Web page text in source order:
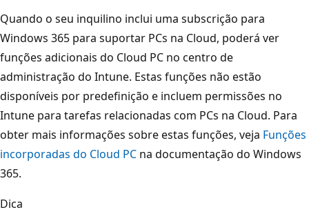
Quando o seu inquilino inclui uma subscrição para
Windows 365 para suportar PCs na Cloud, poderá ver
funções adicionais do Cloud PC no centro de
administração do Intune. Estas funções não estão
disponíveis por predefinição e incluem permissões no
Intune para tarefas relacionadas com PCs na Cloud. Para
obter mais informações sobre estas funções, veja Funções
incorporadas do Cloud PC na documentação do Windows
365.
Dica